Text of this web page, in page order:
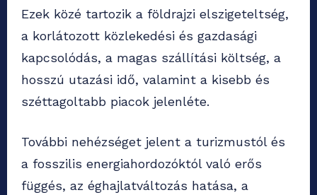
Ezek közé tartozik a földrajzi elszigeteltség,
a korlátozott közlekedési és gazdasági
kapcsolódás, a magas szállítási költség, a
hosszú utazási idő, valamint a kisebb és
széttagoltabb piacok jelenléte.
További nehézséget jelent a turizmustól és
a fosszilis energiahordozóktól való erős
függés, az éghajlatváltozás hatása, a